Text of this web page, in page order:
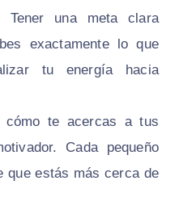
Tener una meta clara
exactamente lo que
tu energía hacia
cómo te acercas a tus
Cada pequeño
que estás más cerca de